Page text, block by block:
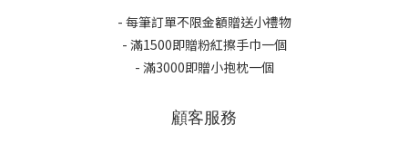
- 每筆訂單不限金額贈送小禮物
- 滿1500即贈粉紅擦手巾一個
- 滿3000即贈小抱枕一個
顧客服務